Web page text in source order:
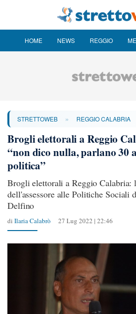
HOME NEWS REGGIO
STRETTOWEB » REGGIO CALABRIA
Brogli elettorali a Reggio
“non dico nulla, parlano 30
politica”
Brogli elettorali a Reggio Calabria:
dell'assessore alle Politiche Sociali
Delfino
di Ilaria Calabrò 27 Lug 2022 | 22:46